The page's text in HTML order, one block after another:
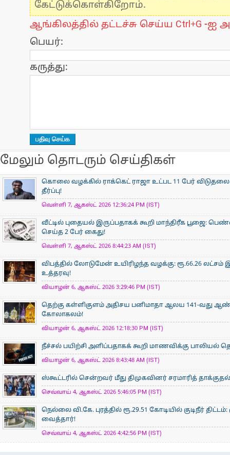
கேட்டுக்கொள்கிறோம்.
ஆங்கிலத்தில் தட்டச்சு செய்ய Ctrl+G -ஐ
பெயர்:
கருத்து:
மேலும் தொடரும் செய்திகள்
கொலை வழக்கில் ராக்கெட் ராஜா உட்பட 11 பேர்
தீர்ப்பு!
வெள்ளி 7, ஆகஸ்ட் 2026 12:36:24 PM (IST)
வீட்டில் புதையல் இருப்பதாகக் கூறி மாந்திரீக பூஜை:
செய்த 2 பேர் கைது!
வெள்ளி 7, ஆகஸ்ட் 2026 8:44:23 AM (IST)
விபத்தில் லோடுமேன் உயிரிழந்த வழக்கு: ரூ.66.26
உத்தரவு!
வியாழன் 6, ஆகஸ்ட் 2026 3:29:46 PM (IST)
தெற்கு கள்ளிகுளம் அதிசய பனிமாதா ஆலய 141-வது
கோலாகலம்!
வியாழன் 6, ஆகஸ்ட் 2026 12:18:30 PM (IST)
நீச்சல் பயிற்சி அளிப்பதாகக் கூறி மாணவிக்கு
வியாழன் 6, ஆகஸ்ட் 2026 8:43:48 AM (IST)
ஸ்கூட்டரில் சென்றவர் மீது திமுகவினர் சரமாரித்
செவ்வாய் 4, ஆகஸ்ட் 2026 5:46:05 PM (IST)
நெல்லை வி.கே. புரத்தில் ரூ.29.51 கோடியில் குடிநீர்
வைத்தார்!
செவ்வாய் 4, ஆகஸ்ட் 2026 4:42:56 PM (IST)